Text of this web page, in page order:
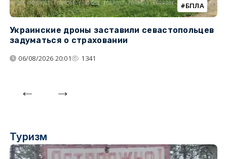
БПЛА
Украинские дроны заставили севастопольцев
задуматься о страховании
06/08/2026 20:01 1341
Туризм